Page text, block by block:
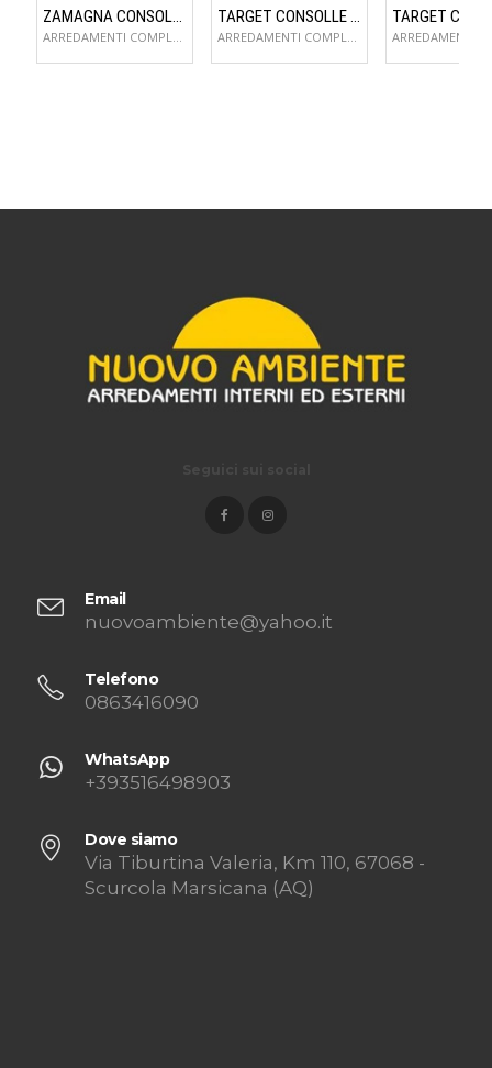
Email
nuovoambiente@yahoo.it
Telefono
0863416090
WhatsApp
+393516498903
Dove siamo
Via Tiburtina Valeria, Km 110, 67068 -
Scurcola Marsicana (AQ)